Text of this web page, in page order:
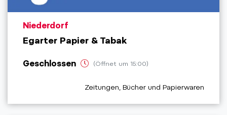
aria.poi_location_prefix
Niederdorf
Egarter Papier & Tabak
Geschlossen (Öffnet um 15:00)
aria.poi_category_prefix
Zeitungen, Bücher und Papierwaren